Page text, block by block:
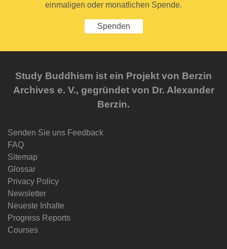
einmaligen oder monatlichen Spende.
Spenden
Study Buddhism ist ein Projekt von Berzin
Archives e. V., gegründet von Dr. Alexander
Berzin.
Senden Sie uns Feedback
FAQ
Sitemap
Glossar
Privacy Policy
Newsletter
Neueste Inhalte
Progress Reports
Courses